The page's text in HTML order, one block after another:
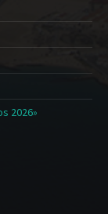
2026»